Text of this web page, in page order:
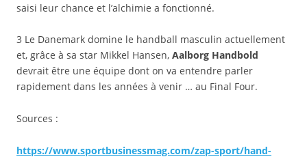
saisi leur chance et l’alchimie a fonctionné.
3 Le Danemark domine le handball masculin actuellement
et, grâce à sa star Mikkel Hansen,Aalborg Handbold
devrait être une équipe dont on va entendre parler
rapidement dans les années à venir … au Final Four.
Sources :
https://www.sportbusinessmag.com/zap-sport/hand-